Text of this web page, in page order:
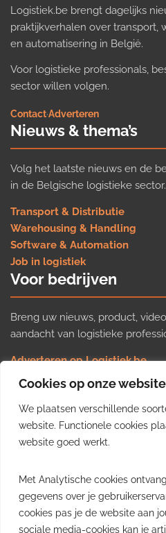
Cookies op onze website
We plaatsen verschillende
website. Functionele cookies
website goed werkt.
Met Analytische cookies
gegevens over je
cookies pas je de website aan
sociale media-cookies kan je
Logistiek.be brengt dagelijks
praktijkverhalen over transport,
en automatisering in België.
Voor logistieke professionals,
sector willen volgen.
Contact·Adverteren
Nieuws & thema’s
Volg het laatste nieuws en de
in de Belgische logistieke sector.
Transport & Distributie
Warehousing & Handling
Software & Automation
Job in logistiek
Voor bedrijven
Breng uw nieuws, product,
aandacht van logistieke
Adverteren op Logistiek.be
Nieuws insturen
Uw video op Logistiek.TV
Job plaatsen
Gratis wekelijkse
inzichten uit de Belgische
Ontvang